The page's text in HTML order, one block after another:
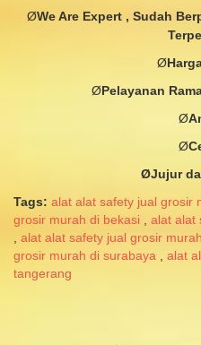
ØWe Are Expert , Sudah
Ø
ØPelayanan
Ø
Ø
ØJujur
Tags: alat alat safety jual grosir
grosir murah di bekasi
alat alat
alat alat safety jual grosir
grosir murah di surabaya
alat
tangerang